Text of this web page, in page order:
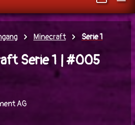
Minecraft Serie 1
Serie 1 | #005
AG